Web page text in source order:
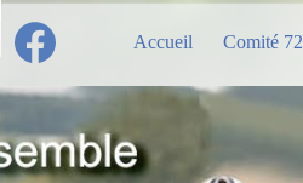
Accueil Comité 72